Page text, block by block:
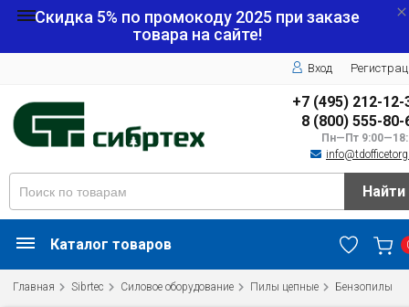
Скидка 5% по промокоду 2025 при заказе
товара на сайте!
Вход
+7 (495) 212-12-
8 (800) 555-80-
Пн—Пт
Найти
Каталог товаров
Главная Sibrtec Силовое оборудование Пилы цепные Бензопилы